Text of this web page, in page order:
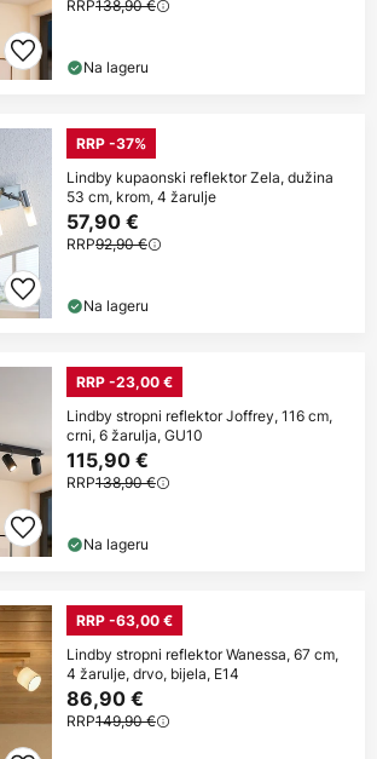
RRP138,90 €
Na lageru
RRP -37%
Lindby kupaonski reflektor Zela, dužina
53 cm, krom, 4 žarulje
57,90 €
RRP92,90 €
Na lageru
RRP -23,00 €
Lindby stropni reflektor Joffrey, 116 cm,
crni, 6 žarulja, GU10
115,90 €
RRP138,90 €
Na lageru
RRP -63,00 €
Lindby stropni reflektor Wanessa, 67 cm,
4 žarulje, drvo, bijela, E14
86,90 €
RRP149,90 €